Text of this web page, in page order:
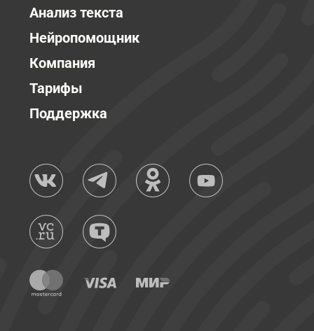
Анализ текста
Нейропомощник
Компания
Тарифы
Поддержка